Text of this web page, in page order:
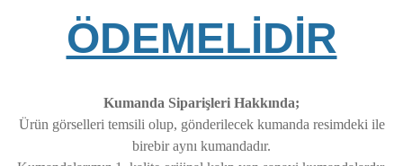
ÖDEMELİDİR
Kumanda Siparişleri Hakkında;
Ürün görselleri temsili olup, gönderilecek kumanda resimdeki ile
birebir aynı kumandadır.